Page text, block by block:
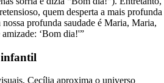
quem desperta a mais profunda
profunda saudade é Maria, Maria,
‘Bom dia!'”
infantil
Cecília aproxima o universo